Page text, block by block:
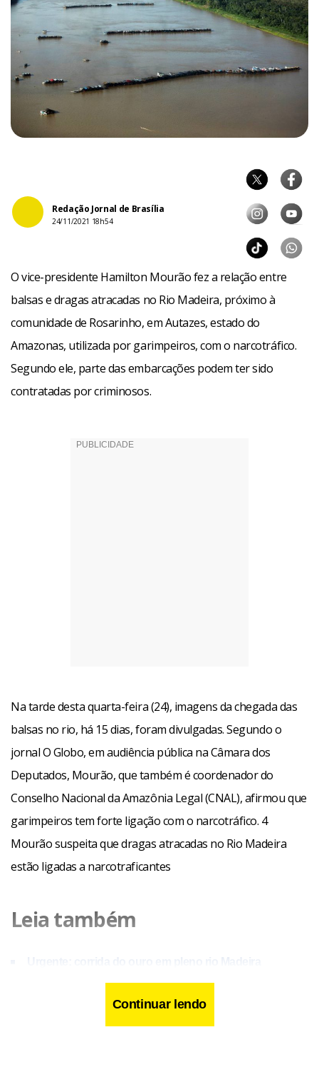
Redação Jornal de Brasília
24/11/2021 18h54
O vice-presidente Hamilton Mourão fez a relação entre
balsas e dragas atracadas no Rio Madeira, próximo à
comunidade de Rosarinho, em Autazes, estado do
Amazonas, utilizada por garimpeiros, com o narcotráfico.
Segundo ele, parte das embarcações podem ter sido
contratadas por criminosos.
Na tarde desta quarta-feira (24), imagens da chegada das
balsas no rio, há 15 dias, foram divulgadas. Segundo o
jornal O Globo, em audiência pública na Câmara dos
Deputados, Mourão, que também é coordenador do
Conselho Nacional da Amazônia Legal (CNAL), afirmou que
garimpeiros tem forte ligação com o narcotráfico. 4
Mourão suspeita que dragas atracadas no Rio Madeira
estão ligadas a narcotraficantes
Leia também
Urgente: corrida do ouro em pleno rio Madeira
Laudo conclui que não há indícios de facadas em
Continuar lendo